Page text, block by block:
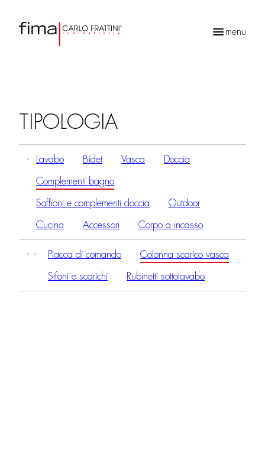
menu
TIPOLOGIA
Lavabo Bidet Vasca Doccia
Complementi bagno
Soffioni e complementi doccia Outdoor
Cucina Accessori Corpo a incasso
Placca di comando Colonna scarico vasca
Sifoni e scarichi Rubinetti sottolavabo